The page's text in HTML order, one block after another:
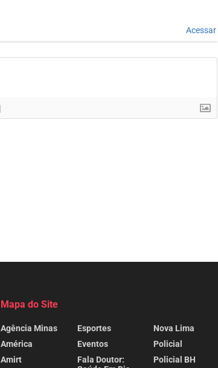
Acessar
Mapa do Site
Agência Minas
América
Amirt
Esportes
Eventos
Fala Doutor:
Nova Lima
Policial
Policial BH